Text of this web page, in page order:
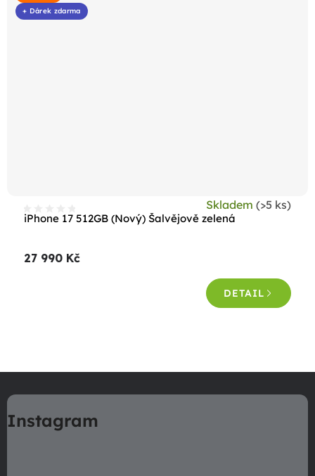
+ Dárek zdarma
iPhone 17 512GB (Nový) Šalvějově zelená
Skladem (>5 ks)
27 990 Kč
DETAIL
v
á
d
á
pInstagram